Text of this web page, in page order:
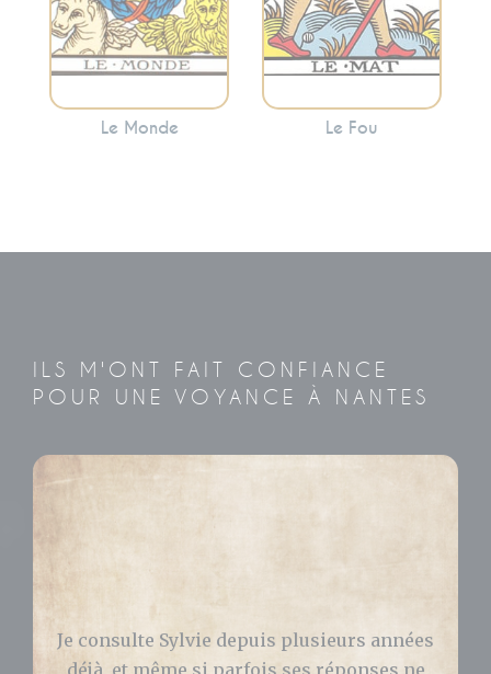
Le Monde Le Fou
ILS M'ONT FAIT CONFIANCE
POUR UNE VOYANCE À NANTES
Bonjour, J’ai consulté Sylvie pour avoir des
réponses concernant ma vie pro et perso.